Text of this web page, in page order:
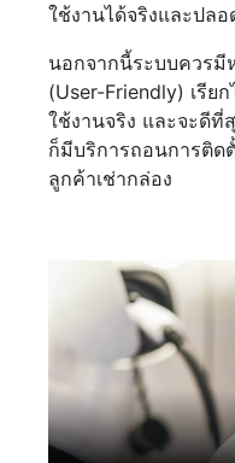
ใช้งานได้จริงและปลอ
นอกจากนี้ระบบควรมี
(User-Friendly) เรีย
ใช้งานจริง และจะดีที่
ก็มีบริการถอนการติด
ลูกค้าเช่ากล่อง